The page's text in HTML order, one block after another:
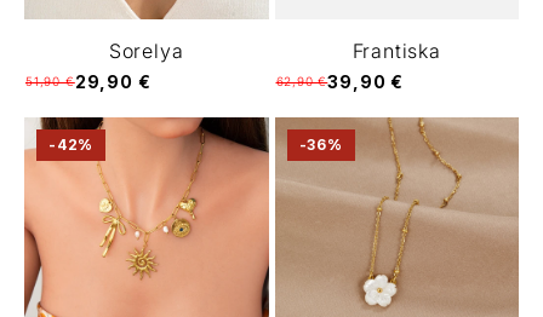
Sorelya
51,90 €29,90 €
Frantiska
62,90 €39,90 €
-42% -36%